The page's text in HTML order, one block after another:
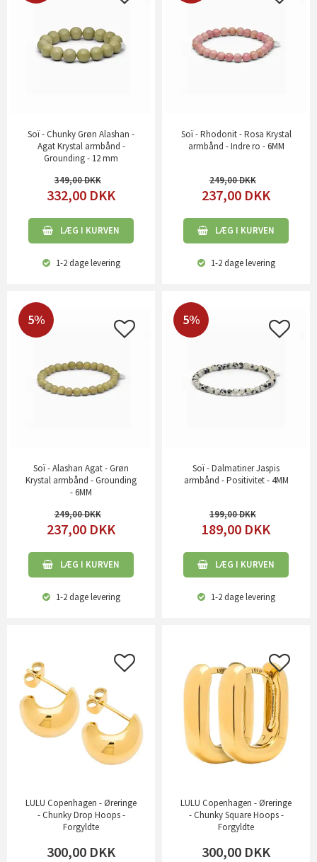
Soï - Chunky Grøn Alashan -
Agat Krystal armbånd -
Grounding - 12 mm
349,00
332,00 DKK
LÆG I KURVEN
1-2 dagelevering
Soï - Rhodonit - Rosa Krystal
armbånd - Indre ro - 6MM
249,00
237,00 DKK
LÆG I KURVEN
1-2 dagelevering
5%
Soï - Alashan Agat - Grøn
Krystal armbånd - Grounding
- 6MM
249,00
237,00 DKK
LÆG I KURVEN
1-2 dagelevering
5%
Soï - Dalmatiner Jaspis
armbånd - Positivitet - 4MM
199,00
189,00 DKK
LÆG I KURVEN
1-2 dagelevering
LULU Copenhagen - Øreringe
- Chunky Drop Hoops -
Forgyldte
300,00 DKK
LULU Copenhagen - Øreringe
- Chunky Square Hoops -
Forgyldte
300,00 DKK